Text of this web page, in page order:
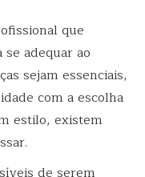
que
adequar ao
sejam essenciais,
com a escolha
estilo, existem